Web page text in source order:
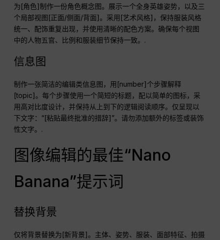
为[角色]制作一份角色概念图。展示一个全身英雄姿势，以及三
个局部视图[正面/侧面/背面]。采用[艺术风格]，保持服装风格
统一、配饰重复出现，并使用清晰的配色方案。确保每个视图
中的人物五官、比例和服装细节保持一致。.
信息图
制作一张简洁的编辑类信息图，用[number]个步骤解释
[topic]。每个步骤使用一个简短的标题，配以简单的图标，采
用高对比度设计，并保持从上到下的逻辑阅读顺序。仅呈现以
下文字：“[粘贴最终批准的措辞]”。请勿添加额外的标签或装饰
性文字。.
图像编辑的最佳“Nano
Banana”提示词
替换背景
仅将背景替换为[新背景]。主体、姿势、服装、面部特征、拍摄